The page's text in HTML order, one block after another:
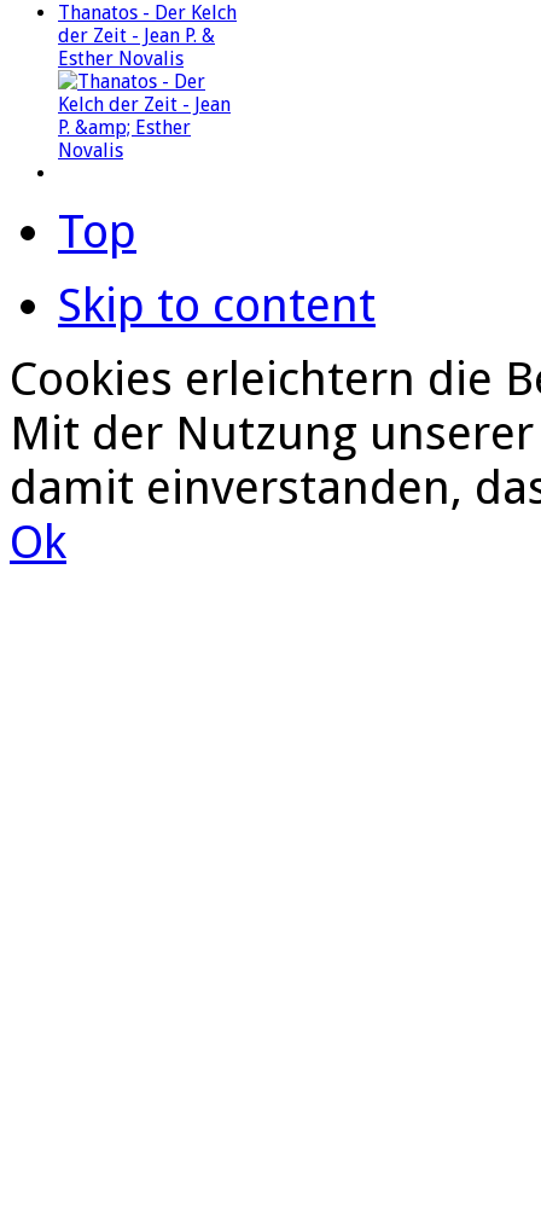
Thanatos - Der Kelch
der Zeit - Jean P. &
Esther Novalis
Top
Skip to content
Cookies erleichtern die
Mit der Nutzung
damit einverstanden,
Ok